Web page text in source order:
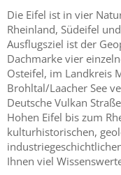
Die Eifel ist in vier
Rheinland, Südeifel
Ausflugsziel ist der
Dachmarke vier
Osteifel, im Landkreis
Brohltal/Laacher See
Deutsche Vulkan
Hohen Eifel bis zum
kulturhistorischen,
Ihnen viel